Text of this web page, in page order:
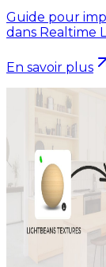
Guide pour
dans Realtime
En savoir plus